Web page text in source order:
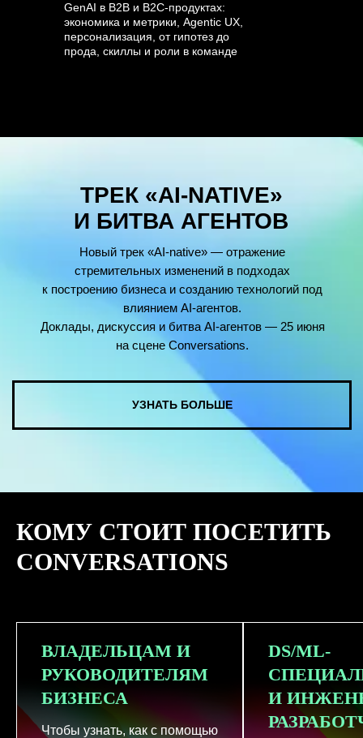
GenAI в B2B и B2C-продуктах:
экономика и метрики, Agentic UX,
персонализация, от гипотез до
прода, скиллы и роли в команде
КОМУ СТОИТ ПОСЕТИТЬ
CONVERSATIONS
ВЛАДЕЛЬЦАМ И
РУКОВОДИТЕЛЯМ
БИЗНЕСА
Чтобы узнать, как с помощью
DS/ML-
И